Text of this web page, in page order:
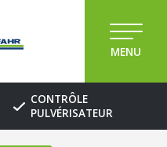
MENU
CONTRÔLE
PULVÉRISATEUR